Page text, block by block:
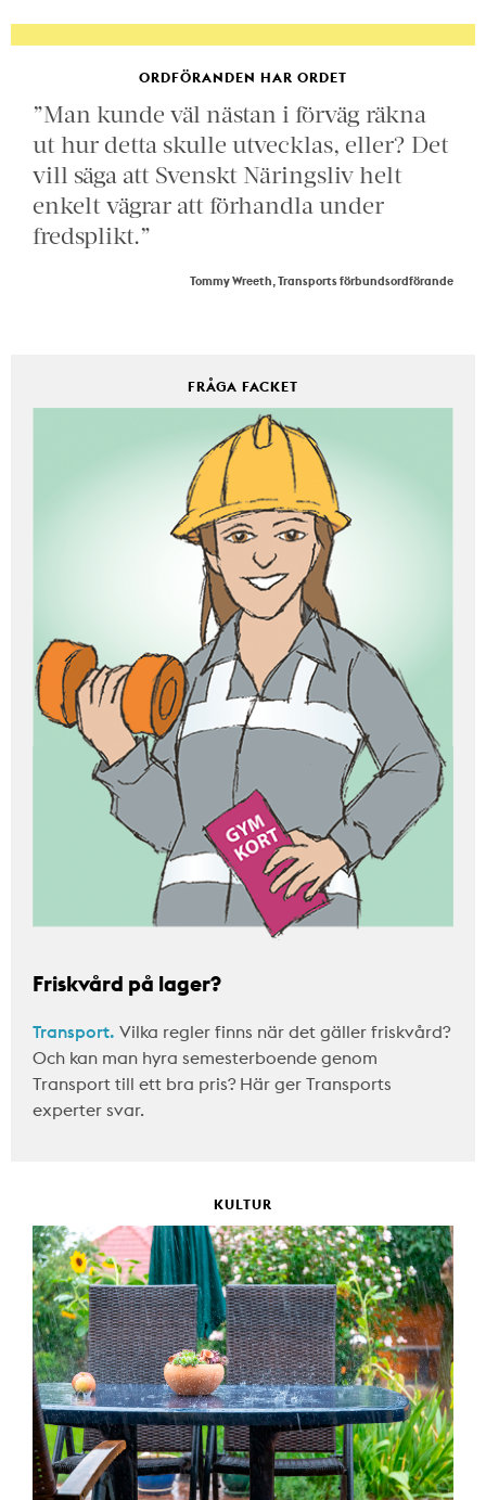
ORDFÖRANDEN HAR ORDET
”Man kunde väl nästan i förväg räkna
ut hur detta skulle utvecklas, eller? Det
vill säga att Svenskt Näringsliv helt
enkelt vägrar att förhandla under
fredsplikt.”
Tommy Wreeth, Transports förbundsordförande
FRÅGA FACKET
Friskvård på lager?
Transport. Vilka regler finns när det gäller friskvård?
Och kan man hyra semesterboende genom
Transport till ett bra pris? Här ger Transports
experter svar.
KULTUR